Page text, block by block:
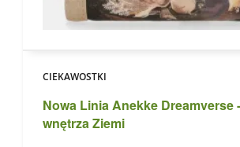
CIEKAWOSTKI
Nowa Linia Anekke Dreamverse
wnętrza Ziemi